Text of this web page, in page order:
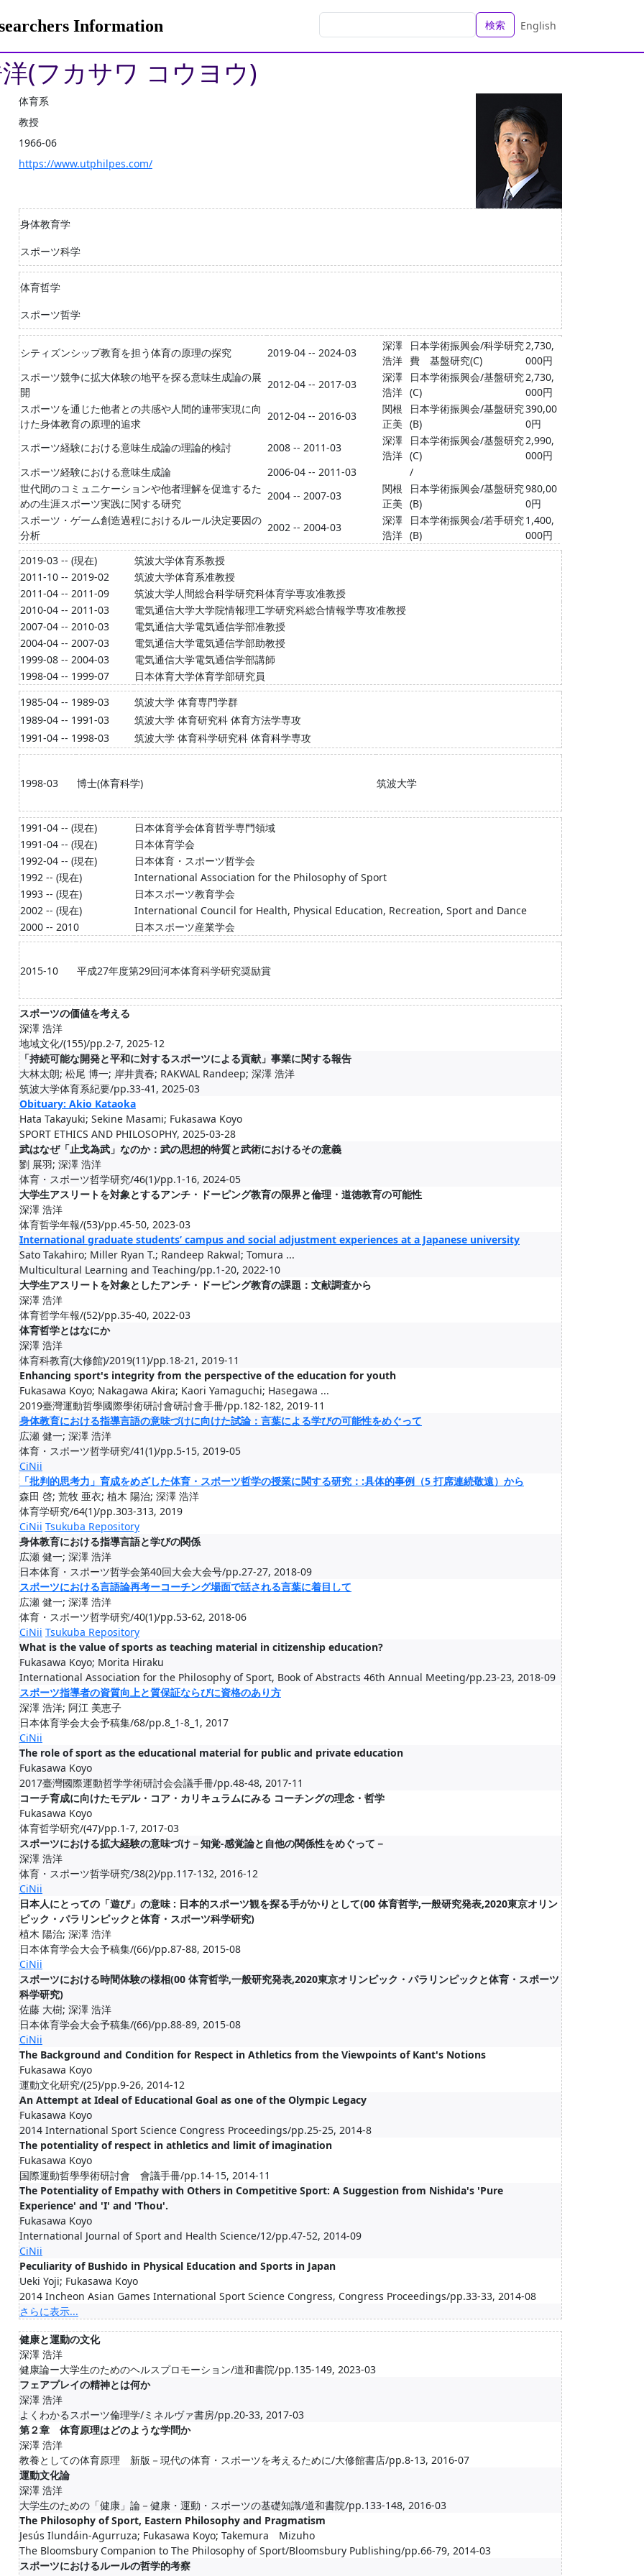
Information 検索 English
(フカサワ コウヨウ)
体育系
教授
1966-06
https://www.utphilpes.com/
身体教育学
スポーツ科学
体育哲学
スポーツ哲学
シティズンシップ教育を担う体育の原理の探究 2019-04 -- 2024-03
深澤
浩洋
日本学術振興会/科学研究
費 基盤研究(C)
2,730,
000円
スポーツ競争に拡大体験の地平を探る意味生成論の展
開
2012-04 -- 2017-03
深澤
浩洋
日本学術振興会/基盤研究
(C)
2,730,
000円
スポーツを通じた他者との共感や人間的連帯実現に向
けた身体教育の原理的追求
2012-04 -- 2016-03
関根
正美
日本学術振興会/基盤研究
(B)
390,00
0円
スポーツ経験における意味生成論の理論的検討
2008 -- 2011-03
深澤
浩洋
日本学術振興会/基盤研究
(C)
2,990,
000円
スポーツ経験における意味生成論
2006-04 -- 2011-03
/
世代間のコミュニケーションや他者理解を促進するた
めの生涯スポーツ実践に関する研究
2004 -- 2007-03
関根
正美
日本学術振興会/基盤研究
(B)
980,00
0円
スポーツ・ゲーム創造過程におけるルール決定要因の
分析
2002 -- 2004-03
深澤
浩洋
日本学術振興会/若手研究
(B)
1,400,
000円
2019-03 -- (現在)
筑波大学体育系教授
2011-10 -- 2019-02
筑波大学体育系准教授
2011-04 -- 2011-09
筑波大学人間総合科学研究科体育学専攻准教授
2010-04 -- 2011-03
電気通信大学大学院情報理工学研究科総合情報学専攻准教授
2007-04 -- 2010-03
電気通信大学電気通信学部准教授
2004-04 -- 2007-03
電気通信大学電気通信学部助教授
1999-08 -- 2004-03
電気通信大学電気通信学部講師
1998-04 -- 1999-07
日本体育大学体育学部研究員
1985-04 -- 1989-03
筑波大学 体育専門学群
1989-04 -- 1991-03
筑波大学 体育研究科 体育方法学専攻
1991-04 -- 1998-03
筑波大学 体育科学研究科 体育科学専攻
1998-03 博士(体育科学) 筑波大学
1991-04 -- (現在)
日本体育学会体育哲学専門領域
1991-04 -- (現在)
日本体育学会
1992-04 -- (現在)
日本体育・スポーツ哲学会
1992 -- (現在)
International Association for the Philosophy of Sport
1993 -- (現在)
日本スポーツ教育学会
2002 -- (現在)
International Council for Health, Physical Education, Recreation, Sport and Dance
2000 -- 2010
日本スポーツ産業学会
2015-10 平成27年度第29回河本体育科学研究奨励賞
スポーツの価値を考える
深澤 浩洋
地域文化/(155)/pp.2-7, 2025-12
「持続可能な開発と平和に対するスポーツによる貢献」事業に関する報告
大林太朗; 松尾 博一; 岸井貴春; RAKWAL Randeep; 深澤 浩洋
筑波大学体育系紀要/pp.33-41, 2025-03
Obituary: Akio Kataoka
Hata Takayuki; Sekine Masami; Fukasawa Koyo
SPORT ETHICS AND PHILOSOPHY, 2025-03-28
武はなぜ「止戈為武」なのか：武の思想的特質と武術におけるその意義
劉 展羽; 深澤 浩洋
体育・スポーツ哲学研究/46(1)/pp.1-16, 2024-05
大学生アスリートを対象とするアンチ・ドーピング教育の限界と倫理・道徳教育の可能性
深澤 浩洋
体育哲学年報/(53)/pp.45-50, 2023-03
International graduate students’ campus and social adjustment experiences at a Japanese university
Sato Takahiro; Miller Ryan T.; Randeep Rakwal; Tomura ...
Multicultural Learning and Teaching/pp.1-20, 2022-10
大学生アスリートを対象としたアンチ・ドーピング教育の課題：文献調査から
深澤 浩洋
体育哲学年報/(52)/pp.35-40, 2022-03
体育哲学とはなにか
深澤 浩洋
体育科教育(大修館)/2019(11)/pp.18-21, 2019-11
Enhancing sport's integrity from the perspective of the education for youth
Fukasawa Koyo; Nakagawa Akira; Kaori Yamaguchi; Hasegawa ...
2019臺灣運動哲學國際學術研討會研討會手冊/pp.182-182, 2019-11
身体教育における指導言語の意味づけに向けた試論：言葉による学びの可能性をめぐって
広瀬 健一; 深澤 浩洋
体育・スポーツ哲学研究/41(1)/pp.5-15, 2019-05
CiNii
「批判的思考力」育成をめざした体育・スポーツ哲学の授業に関する研究：:具体的事例（5 打席連続敬遠）から
森田 啓; 荒牧 亜衣; 植木 陽治; 深澤 浩洋
体育学研究/64(1)/pp.303-313, 2019
CiNii Tsukuba Repository
身体教育における指導言語と学びの関係
広瀬 健一; 深澤 浩洋
日本体育・スポーツ哲学会第40回大会大会号/pp.27-27, 2018-09
スポーツにおける言語論再考ーコーチング場面で話される言葉に着目して
広瀬 健一; 深澤 浩洋
体育・スポーツ哲学研究/40(1)/pp.53-62, 2018-06
CiNii Tsukuba Repository
What is the value of sports as teaching material in citizenship education?
Fukasawa Koyo; Morita Hiraku
International Association for the Philosophy of Sport, Book of Abstracts 46th Annual Meeting/pp.23-23, 2018-09
スポーツ指導者の資質向上と質保証ならびに資格のあり方
深澤 浩洋; 阿江 美恵子
日本体育学会大会予稿集/68/pp.8_1-8_1, 2017
CiNii
The role of sport as the educational material for public and private education
Fukasawa Koyo
2017臺灣國際運動哲学学術研討会会議手冊/pp.48-48, 2017-11
コーチ育成に向けたモデル・コア・カリキュラムにみる コーチングの理念・哲学
Fukasawa Koyo
体育哲学研究/(47)/pp.1-7, 2017-03
スポーツにおける拡大経験の意味づけ－知覚-感覚論と自他の関係性をめぐって－
深澤 浩洋
体育・スポーツ哲学研究/38(2)/pp.117-132, 2016-12
CiNii
日本人にとっての「遊び」の意味 : 日本的スポーツ観を探る手がかりとして(00 体育哲学,一般研究発表,2020東京オリン
ピック・パラリンピックと体育・スポーツ科学研究)
植木 陽治; 深澤 浩洋
日本体育学会大会予稿集/(66)/pp.87-88, 2015-08
CiNii
スポーツにおける時間体験の様相(00 体育哲学,一般研究発表,2020東京オリンピック・パラリンピックと体育・スポーツ
科学研究)
佐藤 大樹; 深澤 浩洋
日本体育学会大会予稿集/(66)/pp.88-89, 2015-08
CiNii
The Background and Condition for Respect in Athletics from the Viewpoints of Kant's Notions
Fukasawa Koyo
運動文化研究/(25)/pp.9-26, 2014-12
An Attempt at Ideal of Educational Goal as one of the Olympic Legacy
Fukasawa Koyo
2014 International Sport Science Congress Proceedings/pp.25-25, 2014-8
The potentiality of respect in athletics and limit of imagination
Fukasawa Koyo
国際運動哲學學術研討會 會議手冊/pp.14-15, 2014-11
The Potentiality of Empathy with Others in Competitive Sport: A Suggestion from Nishida's 'Pure
Experience' and 'I' and 'Thou'.
Fukasawa Koyo
International Journal of Sport and Health Science/12/pp.47-52, 2014-09
CiNii
Peculiarity of Bushido in Physical Education and Sports in Japan
Ueki Yoji; Fukasawa Koyo
2014 Incheon Asian Games International Sport Science Congress, Congress Proceedings/pp.33-33, 2014-08
さらに表示...
健康と運動の文化
深澤 浩洋
健康論ー大学生のためのヘルスプロモーション/道和書院/pp.135-149, 2023-03
フェアプレイの精神とは何か
深澤 浩洋
よくわかるスポーツ倫理学/ミネルヴァ書房/pp.20-33, 2017-03
第２章 体育原理はどのような学問か
深澤 浩洋
教養としての体育原理 新版－現代の体育・スポーツを考えるために/大修館書店/pp.8-13, 2016-07
運動文化論
深澤 浩洋
大学生のための「健康」論－健康・運動・スポーツの基礎知識/道和書院/pp.133-148, 2016-03
The Philosophy of Sport, Eastern Philosophy and Pragmatism
Jesús Ilundáin-Agurruza; Fukasawa Koyo; Takemura Mizuho
The Bloomsbury Companion to The Philosophy of Sport/Bloomsbury Publishing/pp.66-79, 2014-03
スポーツにおけるルールの哲学的考察